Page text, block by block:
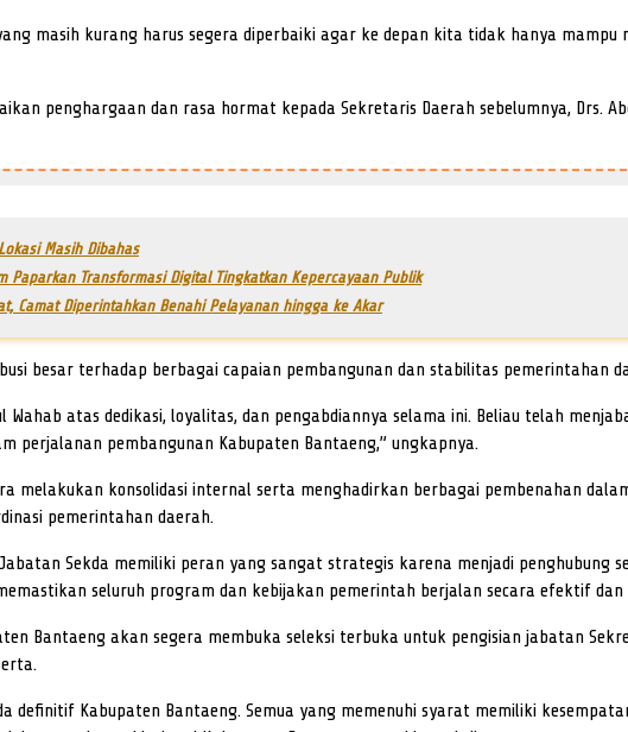
masih kurang harus segera diperbaiki agar ke depan kita tidak hanya
penghargaan dan rasa hormat kepada Sekretaris Daerah sebelumnya, Drs.
Masih Dibahas
Paparkan Transformasi Digital Tingkatkan Kepercayaan Publik
Camat Diperintahkan Benahi Pelayanan hingga ke Akar
besar terhadap berbagai capaian pembangunan dan stabilitas pemerintahan
atas dedikasi, loyalitas, dan pengabdiannya selama ini. Beliau telah
perjalanan pembangunan Kabupaten Bantaeng,” ungkapnya.
melakukan konsolidasi internal serta menghadirkan berbagai pembenahan
pemerintahan daerah.
Sekda memiliki peran yang sangat strategis karena menjadi penghubung
seluruh program dan kebijakan pemerintah berjalan secara efektif dan
Bantaeng akan segera membuka seleksi terbuka untuk pengisian jabatan
definitif Kabupaten Bantaeng. Semua yang memenuhi syarat memiliki